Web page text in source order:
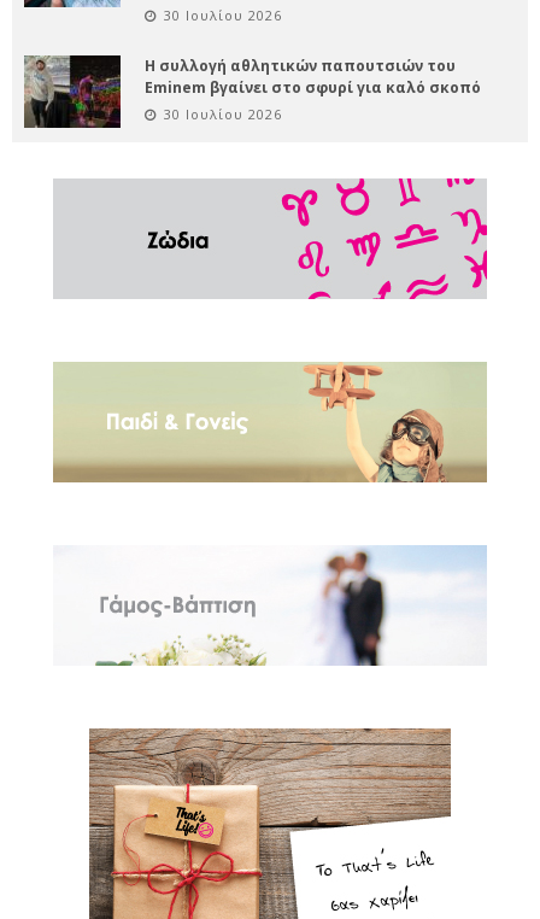
30 Ιουλίου 2026
Η συλλογή αθλητικών παπουτσιών του
Eminem βγαίνει στο σφυρί για καλό σκοπό
30 Ιουλίου 2026